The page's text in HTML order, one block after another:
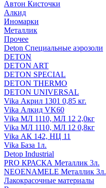
Автон Кисточки
Алкид
Иномарки
Металлик
Прочее
Deton Специальные аэрозоли
DETON
DETON ART
DETON SPECIAL
DETON THERMO
DETON UNIVERSAL
Vika Акрил 1301 0,85 кг.
Vika Алкид VK60
Vika МЛ 1110, МЛ 12 2,0кг
Vika МЛ 1110, МЛ 12 0,8кг
Vika АК 142, НЦ 11
Vika База 1л.
Detop Industrial
PRO КРАСКА Металлик 3л.
NEOENAMELE Металлик 3л.
Лакокрасочные материалы